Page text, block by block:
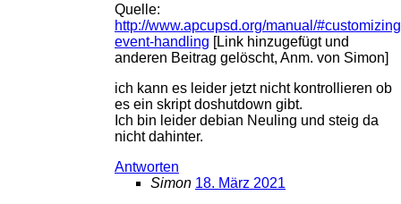
Quelle:
http://www.apcupsd.org/manual/
event-handling [Link hinzugefügt und
anderen Beitrag gelöscht, Anm. von Simon]
ich kann es leider jetzt nicht kontrollieren ob
es ein skript doshutdown gibt.
Ich bin leider debian Neuling und steig da
nicht dahinter.
Antworten
Simon 18. März 2021